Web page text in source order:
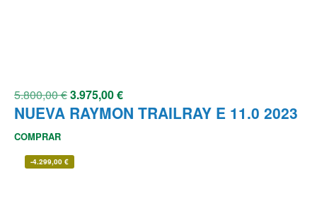
5.800,00€3.975,00€
NUEVA RAYMON TRAILRAY E 11.0 2023
COMPRAR
-4.299,00 €